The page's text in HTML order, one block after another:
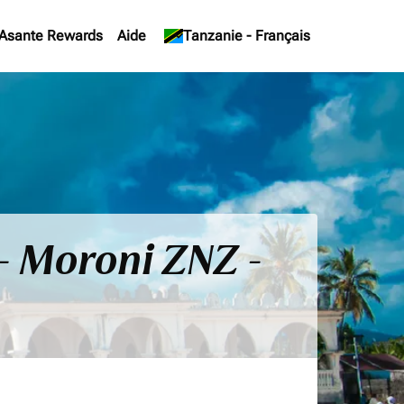
Rewards Aide Tanzanie - Français
keyboard_arrow_down
Moroni ZNZ -